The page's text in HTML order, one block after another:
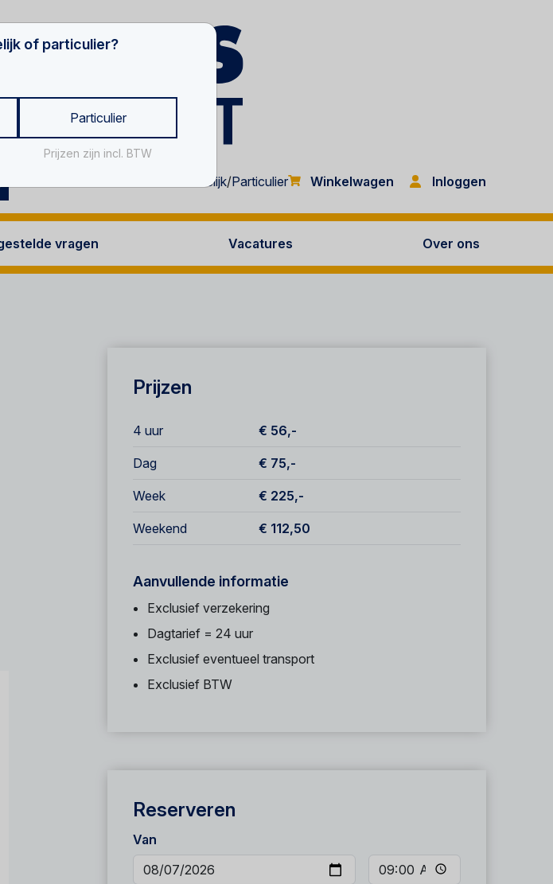
Zakelijk/Particulier Winkelwagen Inloggen
vragen Vacatures Over ons
Prijzen
4 uur € 56,-
Dag € 75,-
Week € 225,-
Weekend € 112,50
Aanvullende informatie
Exclusief verzekering
Dagtarief = 24 uur
Exclusief eventueel transport
Exclusief BTW
Reserveren
Van
of particulier?
Particulier
Prijzen zijn incl. BTW